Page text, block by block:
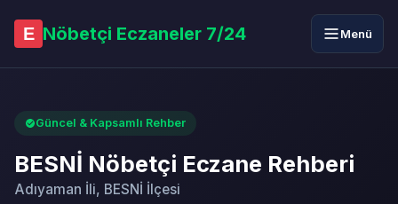
E Nöbetçi Eczaneler 7/24 Menü
Güncel & Kapsamlı Rehber
BESNİ Nöbetçi Eczane Rehberi
Adıyaman İli, BESNİ İlçesi